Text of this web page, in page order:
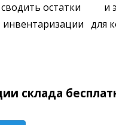
остатки
инвентаризации
и
для
склада